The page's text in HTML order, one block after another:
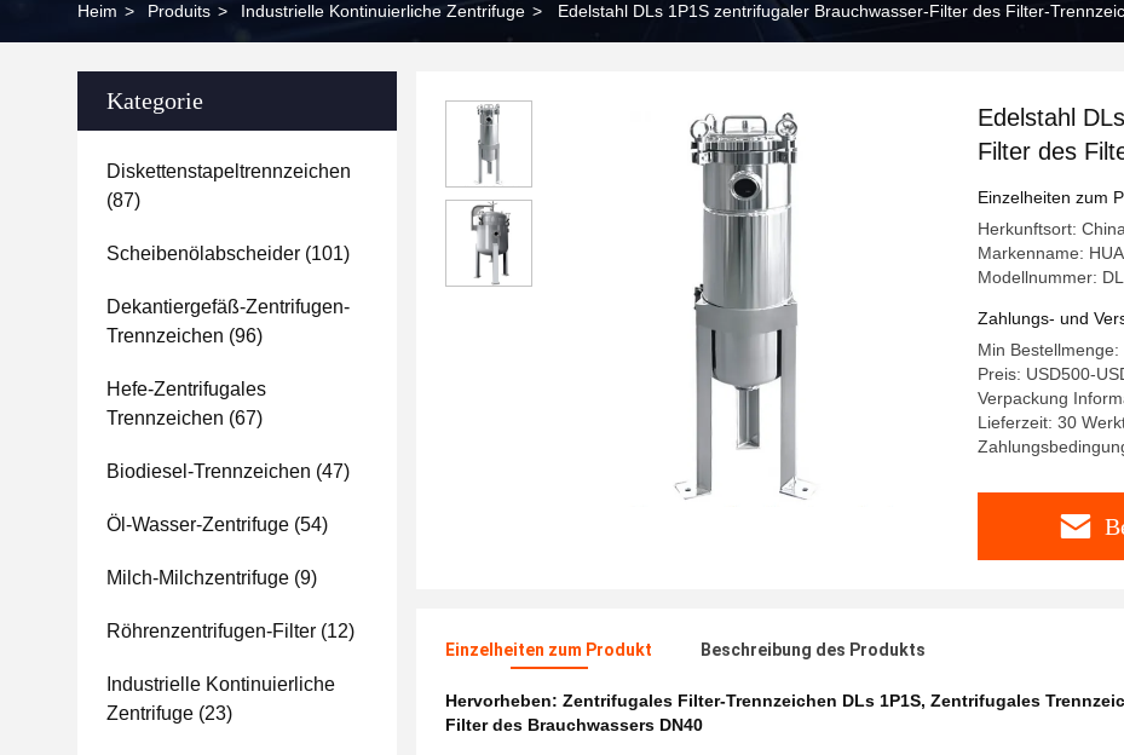
Heim > Produits > Industrielle Kontinuierliche Zentrifuge > Edelstahl DLs 1P1S zentrifugaler Brauchwasser-Filter des Filter-
Kategorie
Diskettenstapeltrennzeichen
(87)
Scheibenölabscheider (101)
Dekantiergefäß-Zentrifugen-
Trennzeichen (96)
Hefe-Zentrifugales
Trennzeichen (67)
Biodiesel-Trennzeichen (47)
Öl-Wasser-Zentrifuge (54)
Milch-Milchzentrifuge (9)
Röhrenzentrifugen-Filter (12)
Industrielle Kontinuierliche
Zentrifuge (23)
Edelstahl
Filter des
Einzelheiten zum
Herkunftsort: China
Markenname:
Modellnummer: DL
Zahlungs- und
Min Bestellmenge:
Preis: USD500-
Verpackung
Lieferzeit: 30
Einzelheiten zum Produkt Beschreibung des Produkts
Hervorheben: Zentrifugales Filter-Trennzeichen DLs 1P1S, Zentrifugales
Filter des Brauchwassers DN40